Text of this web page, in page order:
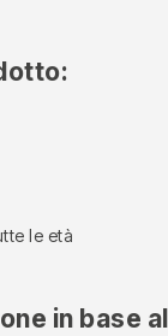
le età
in base